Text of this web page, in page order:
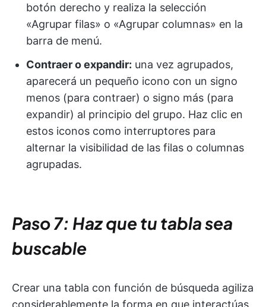
botón derecho y realiza la selección
«Agrupar filas» o «Agrupar columnas» en la
barra de menú.
Contraer o expandir: una vez agrupados,
aparecerá un pequeño icono con un signo
menos (para contraer) o signo más (para
expandir) al principio del grupo. Haz clic en
estos iconos como interruptores para
alternar la visibilidad de las filas o columnas
agrupadas.
Paso 7: Haz que tu tabla sea
buscable
Crear una tabla con función de búsqueda agiliza
considerablemente la forma en que interactúas